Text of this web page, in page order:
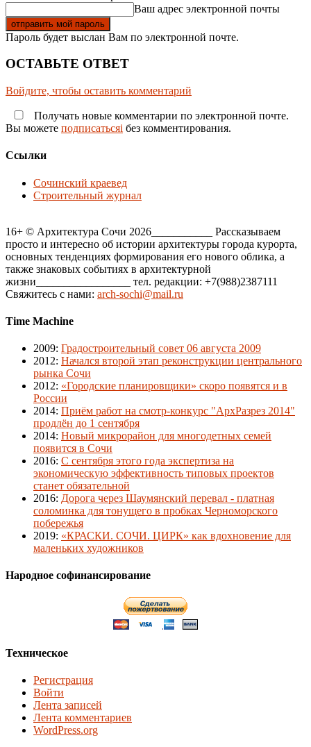
Ваш адрес электронной почты
Пароль будет выслан Вам по электронной почте.
ОСТАВЬТЕ ОТВЕТ
Войдите, чтобы оставить комментарий
Получать новые комментарии по электронной почте.
Вы можете подписатьсяi без комментирования.
Ссылки
Сочинский краевед
Строительный журнал
16+ © Архитектура Сочи 2026___________ Рассказываем
просто и интересно об истории архитектуры города курорта,
основных тенденциях формирования его нового облика, а
также знаковых событиях в архитектурной
жизни_________________ тел. редакции: +7(988)2387111
Свяжитесь с нами: arch-sochi@mail.ru
Time Machine
2009: Градостроительный совет 06 августа 2009
2012: Начался второй этап реконструкции центрального
рынка Сочи
2012: «Городские планировщики» скоро появятся и в
России
2014: Приём работ на смотр-конкурс "АрхРазрез 2014"
продлён до 1 сентября
2014: Новый микрорайон для многодетных семей
появится в Сочи
2016: С сентября этого года экспертиза на
экономическую эффективность типовых проектов
станет обязательной
2016: Дорога через Шаумянский перевал - платная
соломинка для тонущего в пробках Черноморского
побережья
2019: «КРАСКИ. СОЧИ. ЦИРК» как вдохновение для
маленьких художников
Народное софинансирование
Техническое
Регистрация
Войти
Лента записей
Лента комментариев
WordPress.org